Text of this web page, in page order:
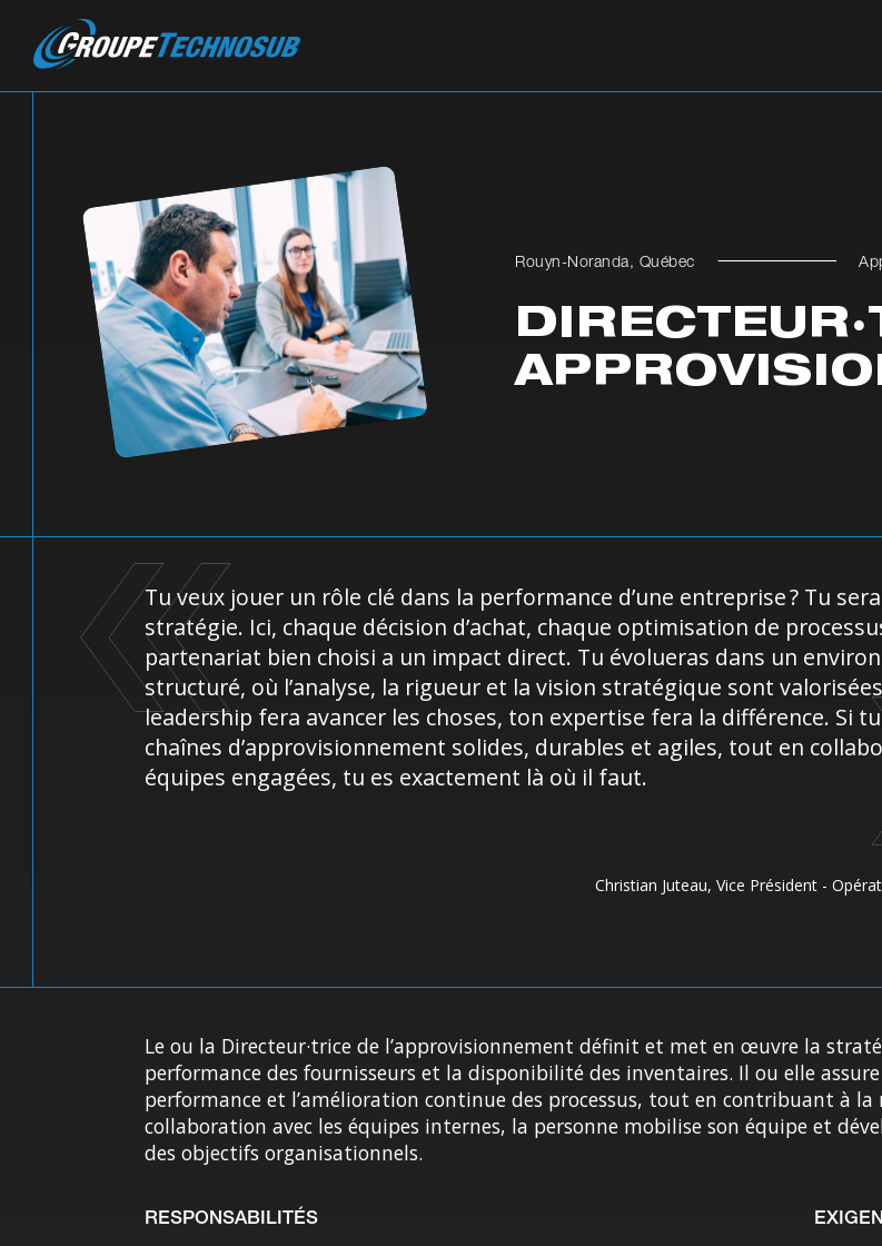
Rouyn-Noranda, Québec
Tu veux jouer un rôle clé dans la performance d’une entreprise ? Tu
stratégie. Ici, chaque décision d’achat, chaque optimisation de
partenariat bien choisi a un impact direct. Tu évolueras dans un
structuré, où l’analyse, la rigueur et la vision stratégique sont
leadership fera avancer les choses, ton expertise fera la différence. Si
chaînes d’approvisionnement solides, durables et agiles, tout en
équipes engagées, tu es exactement là où il faut.
Christian Juteau, Vice Président -
Le ou la Directeur·trice de l’approvisionnement définit et met en œuvre la
performance des fournisseurs et la disponibilité des inventaires. Il ou elle
performance et l’amélioration continue des processus, tout en contribuant à la
collaboration avec les équipes internes, la personne mobilise son équipe et
des objectifs organisationnels.
RESPONSABILITÉS